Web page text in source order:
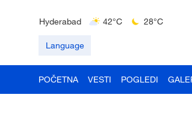
Hyderabad
42°C
28°C
Language
POČETNA VESTI POGLEDI